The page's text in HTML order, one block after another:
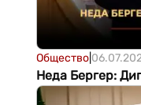
Общество|
Неда Бергер: